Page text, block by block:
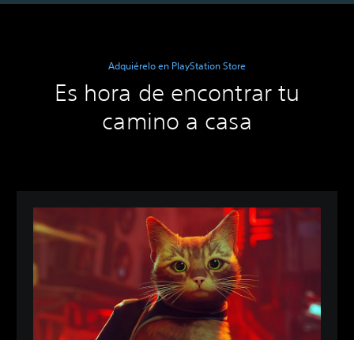
Adquiérelo en PlayStation Store
Es hora de encontrar tu
camino a casa